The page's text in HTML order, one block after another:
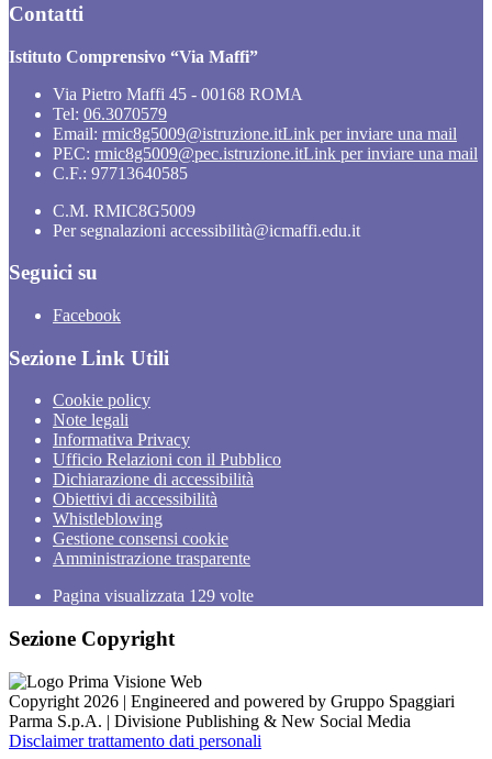
Contatti
Istituto Comprensivo “Via Maffi”
Via Pietro Maffi 45 - 00168 ROMA
Tel: 06.3070579
Email: rmic8g5009@istruzione.itLink per inviare una mail
PEC: rmic8g5009@pec.istruzione.itLink per inviare una mail
C.F.: 97713640585
C.M. RMIC8G5009
Per segnalazioni accessibilità@icmaffi.edu.it
Seguici su
Facebook
Sezione Link Utili
Cookie policy
Note legali
Informativa Privacy
Ufficio Relazioni con il Pubblico
Dichiarazione di accessibilità
Obiettivi di accessibilità
Whistleblowing
Gestione consensi cookie
Amministrazione trasparente
Pagina visualizzata 129 volte
Sezione Copyright
Copyright 2026 | Engineered and powered by Gruppo Spaggiari
Parma S.p.A. | Divisione Publishing & New Social Media
Disclaimer trattamento dati personali